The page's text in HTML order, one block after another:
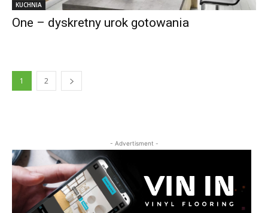
KUCHNIA
One – dyskretny urok gotowania
1 2
- Advertisment -